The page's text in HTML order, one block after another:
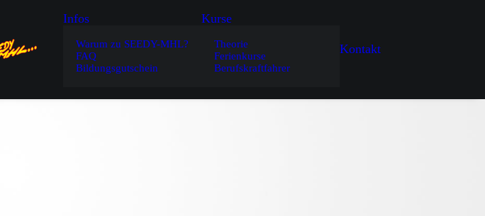
Infos
Warum zu SEEDY-MHL?
FAQ
Bildungsgutschein
Kurse
Theorie
Ferienkurse
Berufskraftfahrer
Kontakt